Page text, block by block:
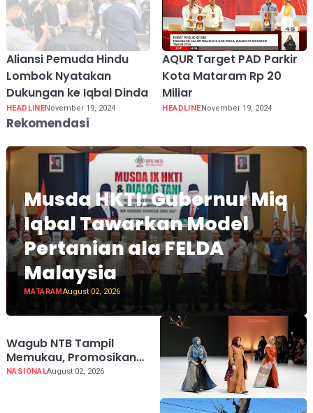
Aliansi Pemuda Hindu
Lombok Nyatakan
Dukungan ke Iqbal Dinda
HEADLINENovember 19, 2024
AQUR Target PAD Parkir
Kota Mataram Rp 20
Miliar
HEADLINENovember 19, 2024
Rekomendasi
Musda HKTI: Gubernur Miq
Iqbal Tawarkan Model
Pertanian ala FELDA
Malaysia
MATARAMAugust 02, 2026
Wagub NTB Tampil
Memukau, Promosikan
Tenun Daerah di Indonesia
NASIONALAugust 02, 2026